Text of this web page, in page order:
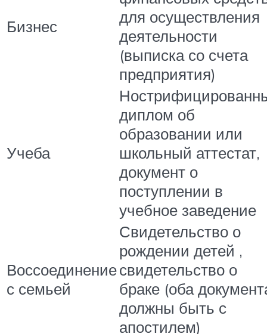
Бизнес
для осуществления
деятельности
(выписка со счета
предприятия)
Учеба
диплом об
образовании или
школьный аттестат,
документ о
поступлении в
учебное заведение
Воссоединение
с семьей
Свидетельство о
рождении детей ,
свидетельство о
браке (оба
должны быть с
апостилем)